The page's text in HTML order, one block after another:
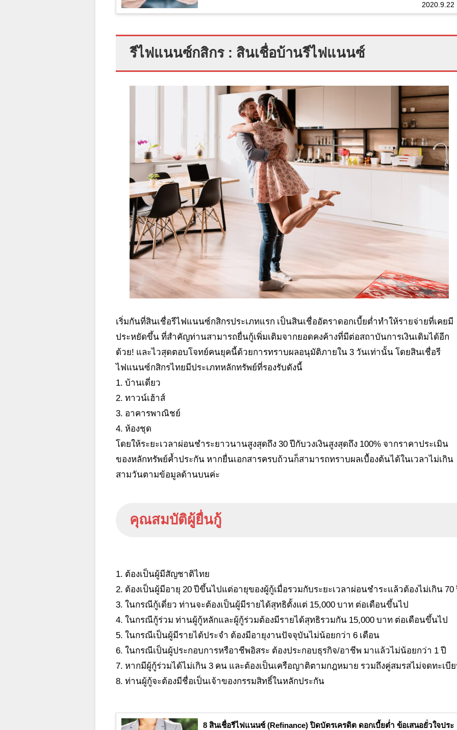
2020.9.22
รีไฟแนนซ์กสิกร : สินเชื่อบ้านรีไฟแนนซ์
เริ่มกันที่สินเชื่อรีไฟแนนซ์กสิกรประเภทแรก เป็นสินเชื่ออัตราดอกเบี้ยต่ำทำให้รายจ่ายที่เคยมี
ประหยัดขึ้น ที่สำคัญท่านสามารถยื่นกู้เพิ่มเติมจากยอดคงค้างที่มีต่อสถาบันการเงินเดิมได้อีก
ด้วย! และไวสุดตอบโจทย์คนยุคนี้ด้วยการทราบผลอนุมัติภายใน 3 วันเท่านั้น โดยสินเชื่อรี
ไฟแนนซ์กสิกรไทยมีประเภทหลักทรัพย์ที่รองรับดังนี้
1. บ้านเดี่ยว
2. ทาวน์เฮ้าส์
3. อาคารพาณิชย์
4. ห้องชุด
โดยให้ระยะเวลาผ่อนชำระยาวนานสูงสุดถึง 30 ปีกับวงเงินสูงสุดถึง 100% จากราคาประเมิน
ของหลักทรัพย์ค้ำประกัน หากยื่นเอกสารครบถ้วนก็สามารถทราบผลเบื้องต้นได้ในเวลาไม่เกิน
สามวันตามข้อมูลด้านบนค่ะ
คุณสมบัติผู้ยื่นกู้
1. ต้องเป็นผู้มีสัญชาติไทย
2. ต้องเป็นผู้มีอายุ 20 ปีขึ้นไปแต่อายุของผู้กู้เมื่อรวมกับระยะเวลาผ่อนชำระแล้วต้องไม่เกิน 70
3. ในกรณีกู้เดี่ยว ท่านจะต้องเป็นผู้มีรายได้สุทธิตั้งแต่ 15,000 บาท ต่อเดือนขึ้นไป
4. ในกรณีกู้ร่วม ท่านผู้กู้หลักและผู้กู้ร่วมต้องมีรายได้สุทธิรวมกัน 15,000 บาท ต่อเดือนขึ้นไป
5. ในกรณีเป็นผู้มีรายได้ประจำ ต้องมีอายุงานปัจจุบันไม่น้อยกว่า 6 เดือน
6. ในกรณีเป็นผู้ประกอบการหรือาชีพอิสระ ต้องประกอบธุรกิจ/อาชีพ มาแล้วไม่น้อยกว่า 1 ปี
7. หากมีผู้กู้ร่วมได้ไม่เกิน 3 คน และต้องเป็นเครือญาติตามกฎหมาย รวมถึงคู่สมรสไม่จดทะเบี
8. ท่านผู้กู้จะต้องมีชื่อเป็นเจ้าของกรรมสิทธิ์ในหลักประกัน
8 สินเชื่อรีไฟแนนซ์ (Refinance) ปิดบัตรเครดิต ดอกเบี้ยต่ำ ข้อเสนอยั่วใจประ